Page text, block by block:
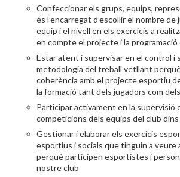
Confeccionar els grups, equips,
és l’encarregat d’escollir el nombre de
equip i el nivell en els exercicis a
en compte el projecte i la
Estar atent i supervisar en el control i
metodologia del treball vetllant
coherència amb el projecte esportiu
la formació tant dels jugadors com
Participar activament en la supervisió
competicions dels equips del club
Gestionar i elaborar els exercicis
esportius i socials que tinguin a veure
perquè participen esportistes i
nostre club